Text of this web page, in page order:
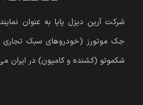
شرکت آرین دیزل پایا به عنوان
جک موتورز (خودروهای سبک
شکموتو (کشنده و کامیون) در ایران